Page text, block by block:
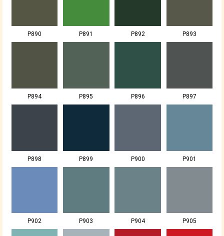
P890 P891 P892 P893
P894 P895 P896 P897
P898 P899 P900 P901
P902 P903 P904 P905